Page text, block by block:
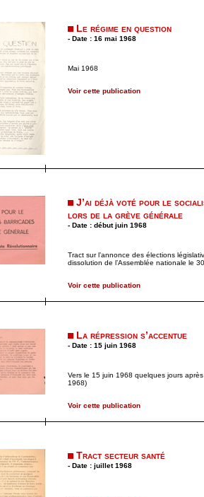
Le régime en question
- Date : 16 mai 1968
Mai 1968
Voir cette publication
J’ai déjà voté pour le
lors de la grève générale
- Date : début juin 1968
Tract sur l’annonce des élections
dissolution de l’Assemblée nationale le
Voir cette publication
La répression s’accentue
- Date : 15 juin 1968
Vers le 15 juin 1968 quelques jours
1968)
Voir cette publication
Tract secteur santé
- Date : juillet 1968